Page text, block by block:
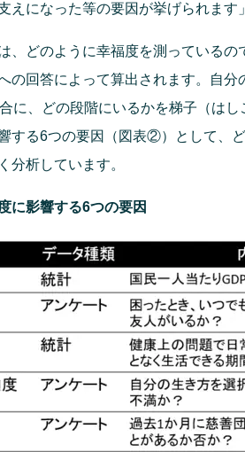
えになった等の要因が挙げられます
、どのように幸福度を測っているの
の回答によって算出されます。自分
に、どの段階にいるかを梯子（は
する6つの要因（図表②）として、
分析しています。
影響する6つの要因